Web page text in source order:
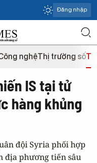
Đăng nhập
nghệThị trường số
IS tại tử
hàng khủng
đội Syria phối hợp
địa phương tiến sâu